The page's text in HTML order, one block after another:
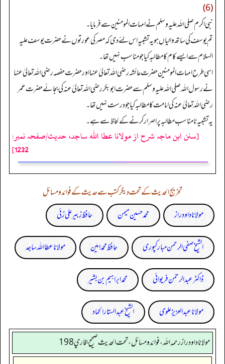
(6)
نبی اکرم صلی اللہ علیہ وسلم نے امہات المومنین سے فرمایا۔
تم یوسف کی ساتھ والیاں ہو یہ تشبیہ اس لئے دی کہ مصر کی عورتوں نے حضرت یوسف علیہ
السلام سے ایسے کام کا مطالبہ کیا جو مناسب نہیں تھا۔
اسی طرح امہات المومنین حضرت عائشہ رضی اللہ تعالیٰ عنہا اور حضرت حفصہ رضی اللہ تعالیٰ عنہا
نے رسول اللہ صلی اللہ علیہ وسلم سے حضرت ابو بکر رضی اللہ تعالیٰ عنہ کی بجائے حضرت عمر
رضی اللہ تعالیٰ عنہ کی امامت کا مطالبہ کیا جو درست نہیں تھا۔
یہ تشبیہ نا مناسب مطالبہ پر اصرار کرنے کے لحاظ سے ہے۔
[سنن ابن ماجہ شرح از مولانا عطا الله ساجد، حدیث/صفحہ نمبر:
1232]
تخریج الحدیث کے تحت دیگر کتب سے حدیث کے فوائد و مسائل
مولانا داود راز
محمد حسین میمن حافظ زبیر علی زئی
الشیخ صفی الرحمن مبارکپوری حافظ محمد امین مولانا عطا اللہ ساجد
ڈاکٹر عبدالرحمٰن فریوائی محمد ابراہیم بن بشیر
مولانا عبد العزیز علوی الشیخ عبدالستار الحماد
مولانا داود راز رحمه الله، فوائد و مسائل، تحت الحديث صحيح بخاري 198